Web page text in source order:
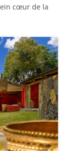
cœur de la